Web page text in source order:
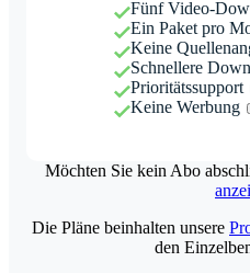
Fünf Video-
Ein Paket pro
Keine
Schnellere
Prioritätssupport
Keine Werbung
Möchten Sie kein Abo
Die Pläne beinhalten unsere
den